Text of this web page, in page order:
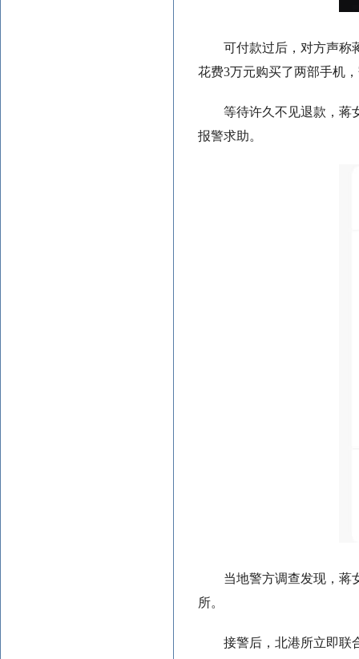
可付款过后，对方声称
花费3万元购买了两部手机
等待许久不见退款，蒋
报警求助。
当地警方调查发现，蒋
所。
接警后，北港所立即联